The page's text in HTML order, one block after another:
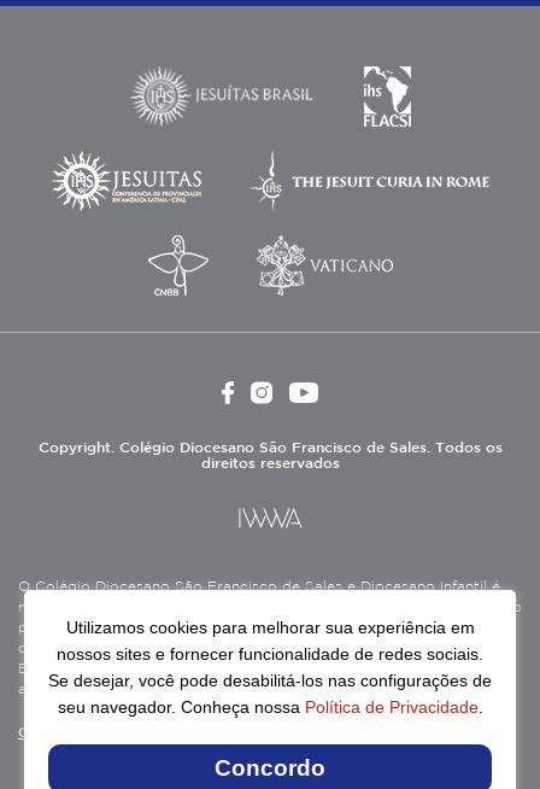
Copyright. Colégio Diocesano São Francisco de Sales. Todos os
direitos reservados
O Colégio Diocesano São Francisco de Sales e Diocesano Infantil é
mantido pela Associação Antônio Vieira (ASAV), instituição de direito
privado sem fins lucrativos, filantrópica, de natureza educativa,
cultural, assistencial e beneficente, certificada como Entidade
Beneficente de Assistência Social (CEBAS), nas áreas de educação e
assistência social.
Continue lendo
Utilizamos cookies para melhorar sua experiência em
nossos sites e fornecer funcionalidade de redes sociais.
Se desejar, você pode desabilitá-los nas configurações de
seu navegador. Conheça nossa Política de Privacidade.
Concordo